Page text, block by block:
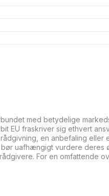
med betydelige
EU fraskriver sig ethvert
en anbefaling eller
uafhængigt vurdere deres
For en omfattende